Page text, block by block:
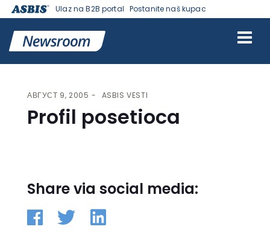
Ulaz na B2B portal Postanite naš kupac
АВГУСТ 9, 2005 ASBIS VESTI
Profil posetioca
Share via social media: